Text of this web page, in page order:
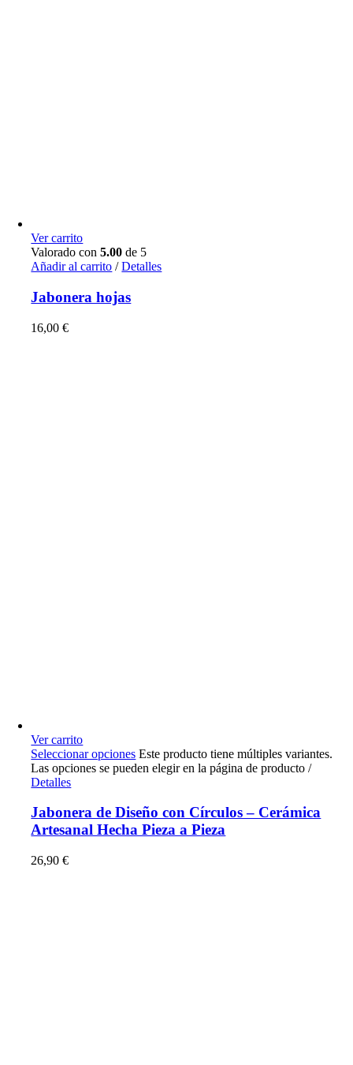
Ver carrito
Valorado con5.00 de 5
Añadir al carrito / Detalles
Jabonera hojas
16,00€
Ver carrito
Seleccionar opciones Este producto tiene múltiples variantes.
Las opciones se pueden elegir en la página de producto/
Detalles
Jabonera de Diseño con Círculos – Cerámica
Artesanal Hecha Pieza a Pieza
26,90€